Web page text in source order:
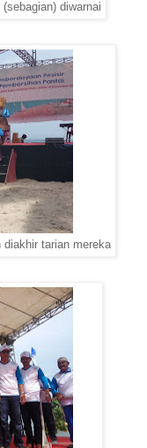
diwarnai
diakhir tarian mereka